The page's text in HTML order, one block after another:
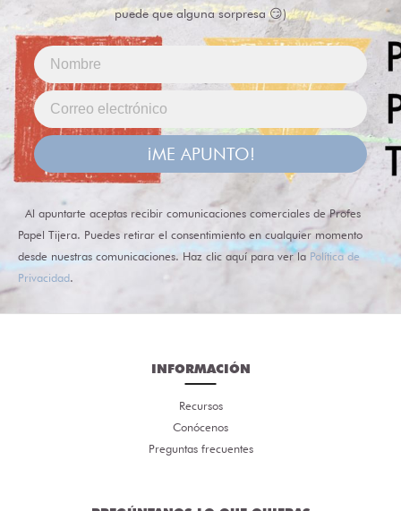
puede que alguna sorpresa 😏)
¡ME APUNTO!
Al apuntarte aceptas recibir comunicaciones comerciales de Profes
Papel Tijera. Puedes retirar el consentimiento en cualquier momento
desde nuestras comunicaciones. Haz clic aquí para ver la Política de
Privacidad.
INFORMACIÓN
Recursos
Conócenos
Preguntas frecuentes